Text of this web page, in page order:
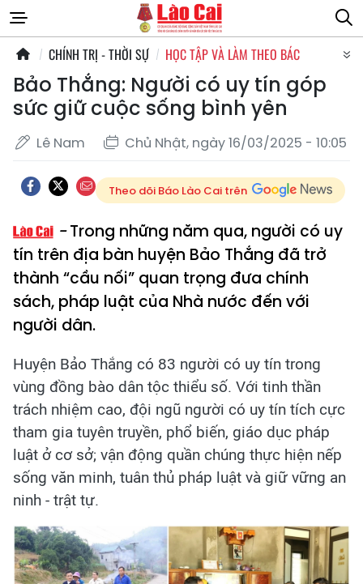
CHÍNH TRỊ - THỜI SỰ HỌC TẬP VÀ LÀM THEO BÁC
Bảo Thắng: Người có uy tín góp
sức giữ cuộc sống bình yên
Lê Nam Chủ Nhật, ngày 16/03/2025 - 10:05
Theo dõi Báo Lào Cai trên
Trong những năm qua, người có uy
tín trên địa bàn huyện Bảo Thắng đã trở
thành “cầu nối” quan trọng đưa chính
sách, pháp luật của Nhà nước đến với
người dân.
Huyện Bảo Thắng có 83 người có uy tín trong
vùng đồng bào dân tộc thiểu số. Với tinh thần
trách nhiệm cao, đội ngũ người có uy tín tích cực
tham gia tuyên truyền, phổ biến, giáo dục pháp
luật ở cơ sở; vận động quần chúng thực hiện nếp
sống văn minh, tuân thủ pháp luật và giữ vững an
ninh - trật tự.